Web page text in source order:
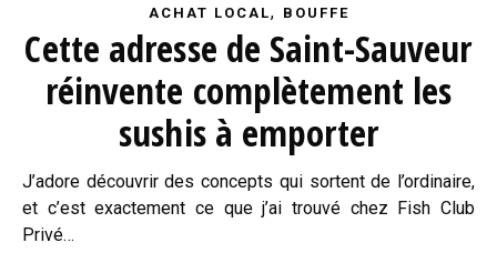
ACHAT LOCAL, BOUFFE
Cette adresse de Saint-Sauveur
réinvente complètement les
sushis à emporter
J’adore découvrir des concepts qui sortent de l’ordinaire,
et c’est exactement ce que j’ai trouvé chez Fish Club
Privé…